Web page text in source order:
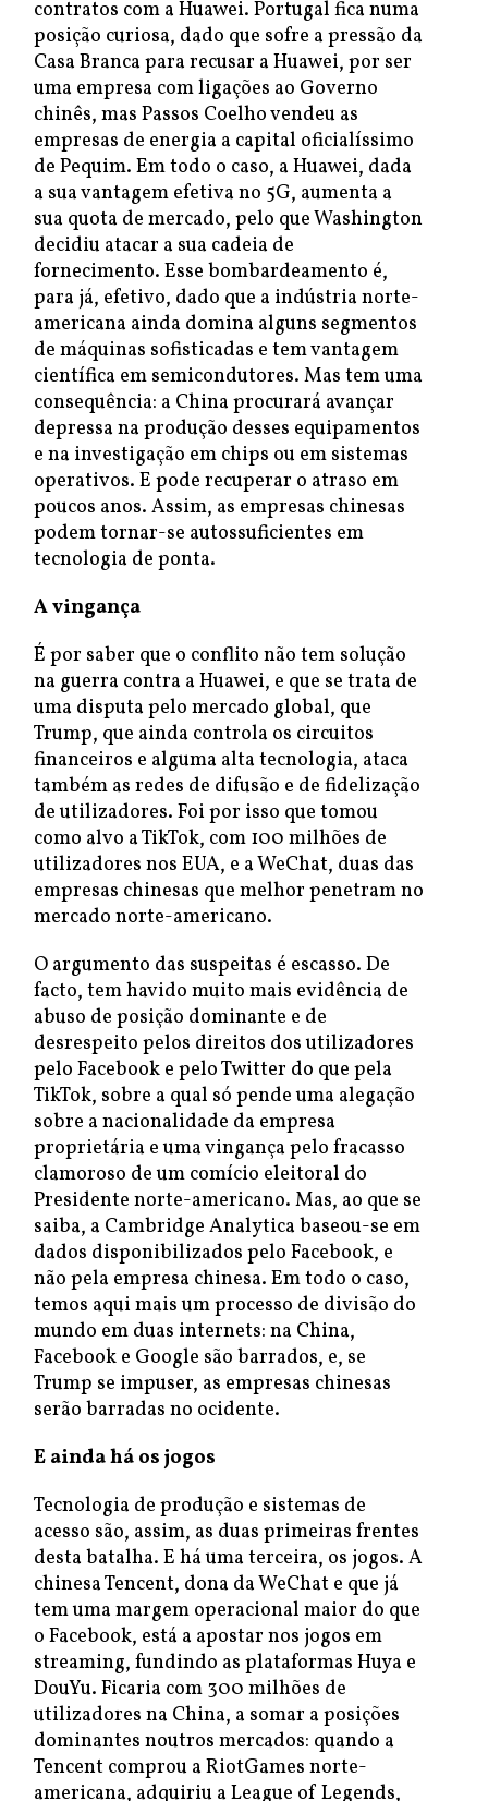
contratos com a Huawei. Portugal fica numa
posição curiosa, dado que sofre a pressão da
Casa Branca para recusar a Huawei, por ser
uma empresa com ligações ao Governo
chinês, mas Passos Coelho vendeu as
empresas de energia a capital oficialíssimo
de Pequim. Em todo o caso, a Huawei, dada
a sua vantagem efetiva no 5G, aumenta a
sua quota de mercado, pelo que Washington
decidiu atacar a sua cadeia de
fornecimento. Esse bombardeamento é,
para já, efetivo, dado que a indústria norte-
americana ainda domina alguns segmentos
de máquinas sofisticadas e tem vantagem
científica em semicondutores. Mas tem uma
consequência: a China procurará avançar
depressa na produção desses equipamentos
e na investigação em chips ou em sistemas
operativos. E pode recuperar o atraso em
poucos anos. Assim, as empresas chinesas
podem tornar-se autossuficientes em
tecnologia de ponta.
A vingança
É por saber que o conflito não tem solução
na guerra contra a Huawei, e que se trata de
uma disputa pelo mercado global, que
Trump, que ainda controla os circuitos
financeiros e alguma alta tecnologia, ataca
também as redes de difusão e de fidelização
de utilizadores. Foi por isso que tomou
como alvo a TikTok, com 100 milhões de
utilizadores nos EUA, e a WeChat, duas das
empresas chinesas que melhor penetram no
mercado norte-americano.
O argumento das suspeitas é escasso. De
facto, tem havido muito mais evidência de
abuso de posição dominante e de
desrespeito pelos direitos dos utilizadores
pelo Facebook e pelo Twitter do que pela
TikTok, sobre a qual só pende uma alegação
sobre a nacionalidade da empresa
proprietária e uma vingança pelo fracasso
clamoroso de um comício eleitoral do
Presidente norte-americano. Mas, ao que se
saiba, a Cambridge Analytica baseou-se em
dados disponibilizados pelo Facebook, e
não pela empresa chinesa. Em todo o caso,
temos aqui mais um processo de divisão do
mundo em duas internets: na China,
Facebook e Google são barrados, e, se
Trump se impuser, as empresas chinesas
serão barradas no ocidente.
E ainda há os jogos
Tecnologia de produção e sistemas de
acesso são, assim, as duas primeiras frentes
desta batalha. E há uma terceira, os jogos. A
chinesa Tencent, dona da WeChat e que já
tem uma margem operacional maior do que
o Facebook, está a apostar nos jogos em
streaming, fundindo as plataformas Huya e
DouYu. Ficaria com 300 milhões de
utilizadores na China, a somar a posições
dominantes noutros mercados: quando a
Tencent comprou a RiotGames norte-
americana, adquiriu a League of Legends,